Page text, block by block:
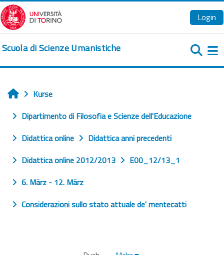
Zum Hauptinhalt
Login
Scuola di Scienze Umanistiche
Startseite
Kurse
Dipartimento di Filosofia e Scienze dell'Educazione
Didattica online
Didattica anni precedenti
Didattica online 2012/2013
E00_12/13_1
6. März - 12. März
Considerazioni sullo stato attuale de' mentecatti